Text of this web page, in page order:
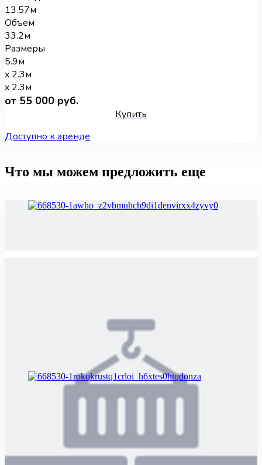
13.57м
Объем
33.2м
Размеры
5.9м
x 2.3м
x 2.3м
от 55 000 руб.
Купить
Доступно к аренде
Что мы можем предложить еще